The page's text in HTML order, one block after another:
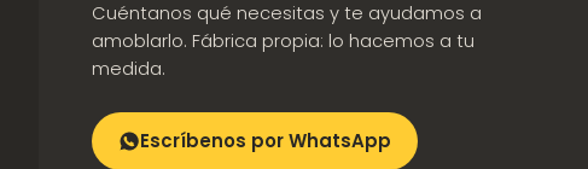
Cuéntanos qué necesitas y te ayudamos a
amoblarlo. Fábrica propia: lo hacemos a tu
medida.
Escríbenos por WhatsApp